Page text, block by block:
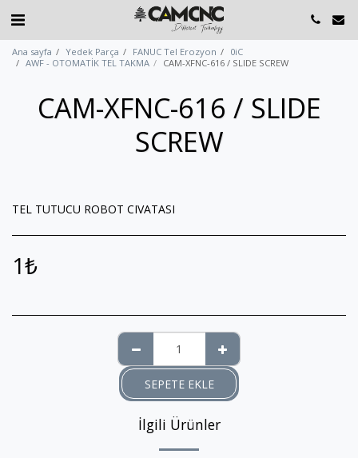
Ana sayfa Yedek Parça FANUC Tel Erozyon
0iC
AWF - OTOMATİK TEL TAKMA
CAM-XFNC-616 / SLIDE SCREW
CAM-XFNC-616 / SLIDE
SCREW
TEL TUTUCU ROBOT CIVATASI
1₺
SEPETE EKLE
İlgili Ürünler